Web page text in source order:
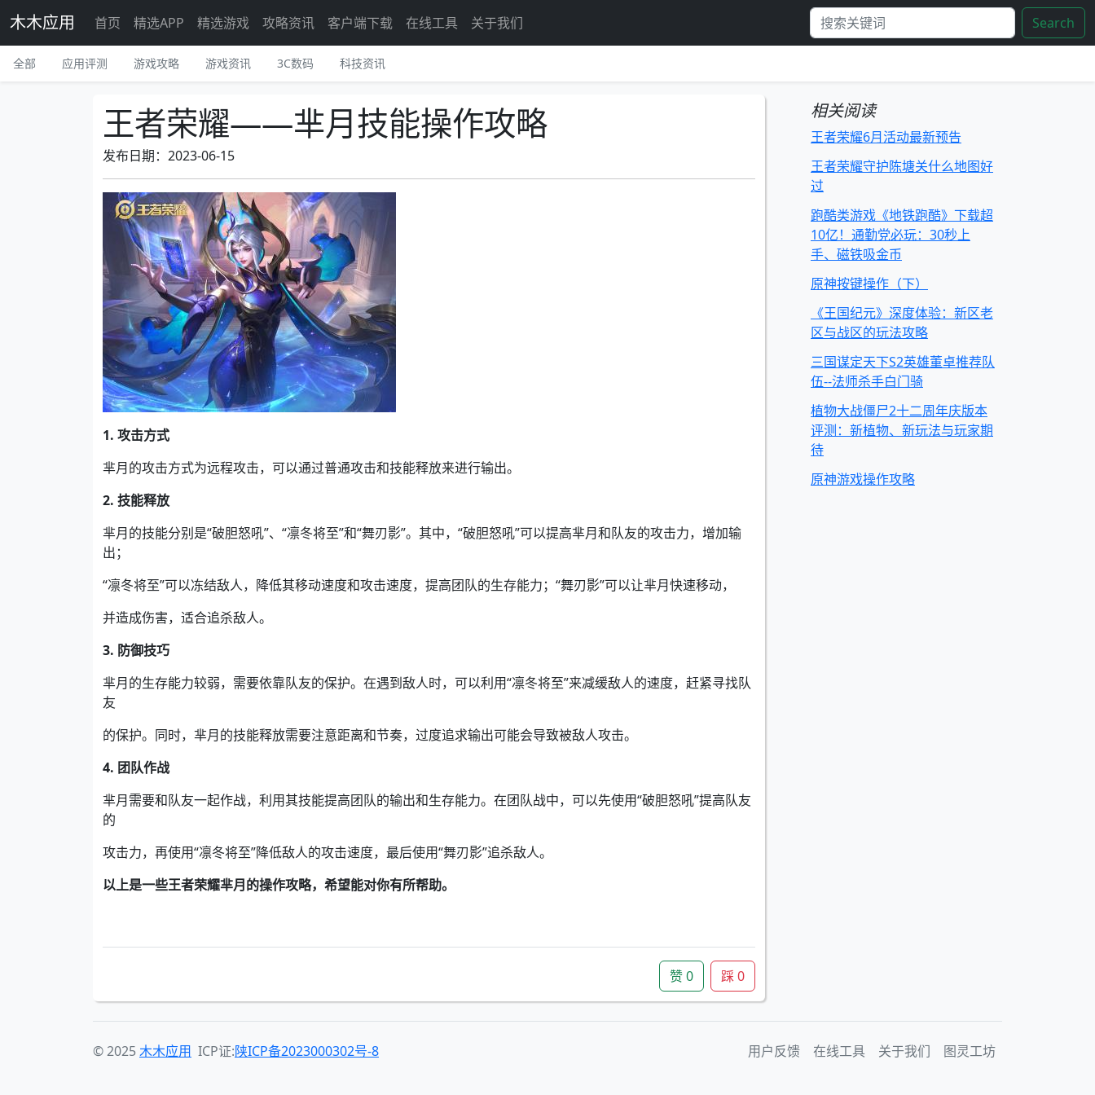
木木应用 首页 精选APP 精选游戏 攻略资讯 客户端下载 在线工具 关于我们 Search
全部 应用评测 游戏攻略 游戏资讯 3C数码 科技资讯
王者荣耀——芈月技能操作攻略
发布日期：2023-06-15
1. 攻击方式
芈月的攻击方式为远程攻击，可以通过普通攻击和技能释放来进行输出。
2. 技能释放
芈月的技能分别是“破胆怒吼”、“凛冬将至”和“舞刃影”。其中，“破胆怒吼”可以提高芈月和队友的攻击力，增加输
出；
“凛冬将至”可以冻结敌人，降低其移动速度和攻击速度，提高团队的生存能力；“舞刃影”可以让芈月快速移动，
并造成伤害，适合追杀敌人。
3. 防御技巧
芈月的生存能力较弱，需要依靠队友的保护。在遇到敌人时，可以利用“凛冬将至”来减缓敌人的速度，赶紧寻找队
友
的保护。同时，芈月的技能释放需要注意距离和节奏，过度追求输出可能会导致被敌人攻击。
4. 团队作战
芈月需要和队友一起作战，利用其技能提高团队的输出和生存能力。在团队战中，可以先使用“破胆怒吼”提高队友
的
攻击力，再使用“凛冬将至”降低敌人的攻击速度，最后使用“舞刃影”追杀敌人。
以上是一些王者荣耀芈月的操作攻略，希望能对你有所帮助。
赞0 踩0
相关阅读
王者荣耀6月活动最新预告
王者荣耀守护陈塘关什么地图好
过
跑酷类游戏《地铁跑酷》下载超
10亿！通勤党必玩：30秒上
手、磁铁吸金币
原神按键操作（下）
《王国纪元》深度体验：新区老
区与战区的玩法攻略
三国谋定天下S2英雄董卓推荐队
伍--法师杀手白门骑
植物大战僵尸2十二周年庆版本
评测：新植物、新玩法与玩家期
待
原神游戏操作攻略
© 2025木木应用 ICP证:陕ICP备2023000302号-8 用户反馈 在线工具 关于我们 图灵工坊